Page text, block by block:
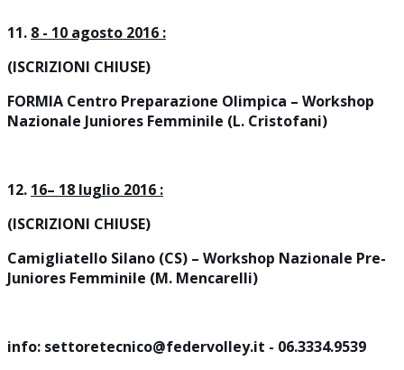
11. 8 - 10 agosto 2016 :
(ISCRIZIONI CHIUSE)
FORMIA Centro Preparazione Olimpica – Workshop
Nazionale Juniores Femminile (L. Cristofani)
12. 16– 18 luglio 2016 :
(ISCRIZIONI CHIUSE)
Camigliatello Silano (CS) – Workshop Nazionale Pre-
Juniores Femminile (M. Mencarelli)
info: settoretecnico@federvolley.it - 06.3334.9539